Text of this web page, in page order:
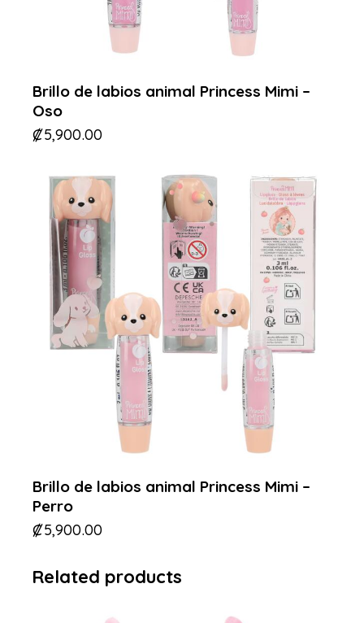
Brillo de labios animal Princess Mimi –
Oso
₡5,900.00
Brillo de labios animal Princess Mimi –
Perro
₡5,900.00
Related products